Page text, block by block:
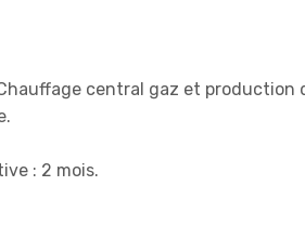
central gaz et production
: 2 mois.